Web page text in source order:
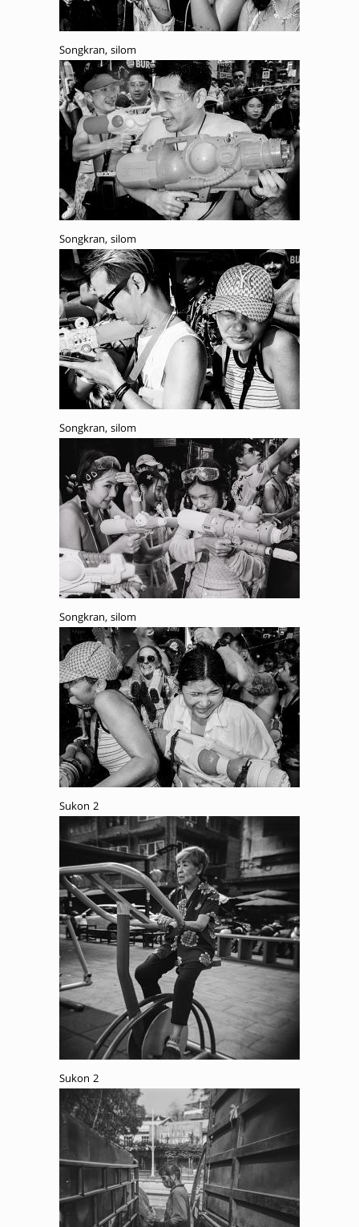
Songkran, silom
Songkran, silom
Songkran, silom
Songkran, silom
Sukon 2
Sukon 2